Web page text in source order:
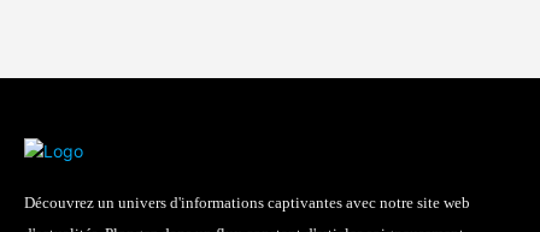
Découvrez un univers d'informations captivantes avec notre site web